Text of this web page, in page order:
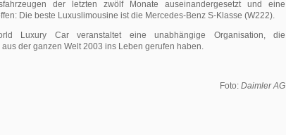
der letzten zwölf Monate auseinandergesetzt und eine
Die beste Luxuslimousine ist die Mercedes-Benz S-Klasse (W222).
Luxury Car veranstaltet eine unabhängige Organisation, die
der ganzen Welt 2003 ins Leben gerufen haben.
Foto: Daimler AG